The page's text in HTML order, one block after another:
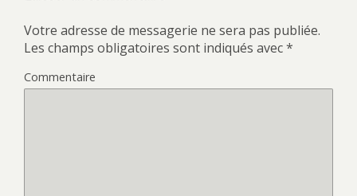
Votre adresse de messagerie ne sera pas publiée.
Les champs obligatoires sont indiqués avec*
Commentaire